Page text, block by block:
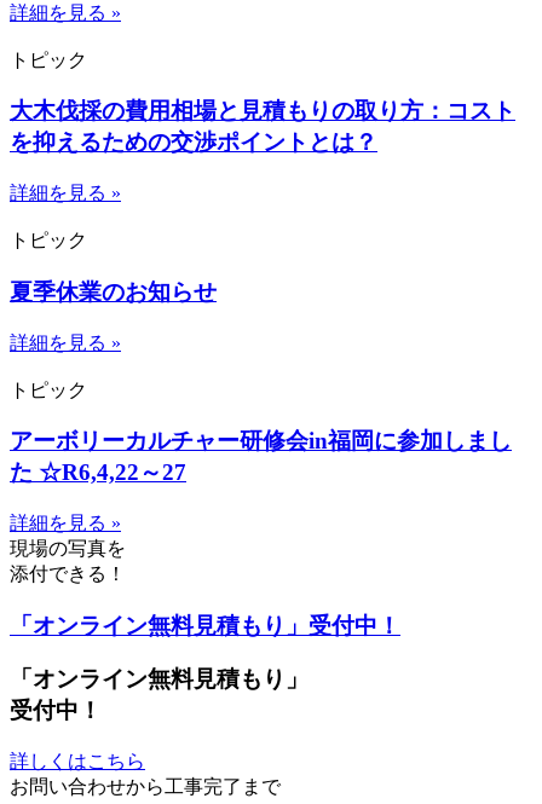
詳細を見る »
トピック
大木伐採の費用相場と見積もりの取り方：コスト
を抑えるための交渉ポイントとは？
詳細を見る »
トピック
夏季休業のお知らせ
詳細を見る »
トピック
アーボリーカルチャー研修会in福岡に参加しまし
た ☆R6,4,22～27
詳細を見る »
現場の写真を
添付できる！
「オンライン無料見積もり」受付中！
「オンライン無料見積もり」
受付中！
詳しくはこちら
お問い合わせから工事完了まで